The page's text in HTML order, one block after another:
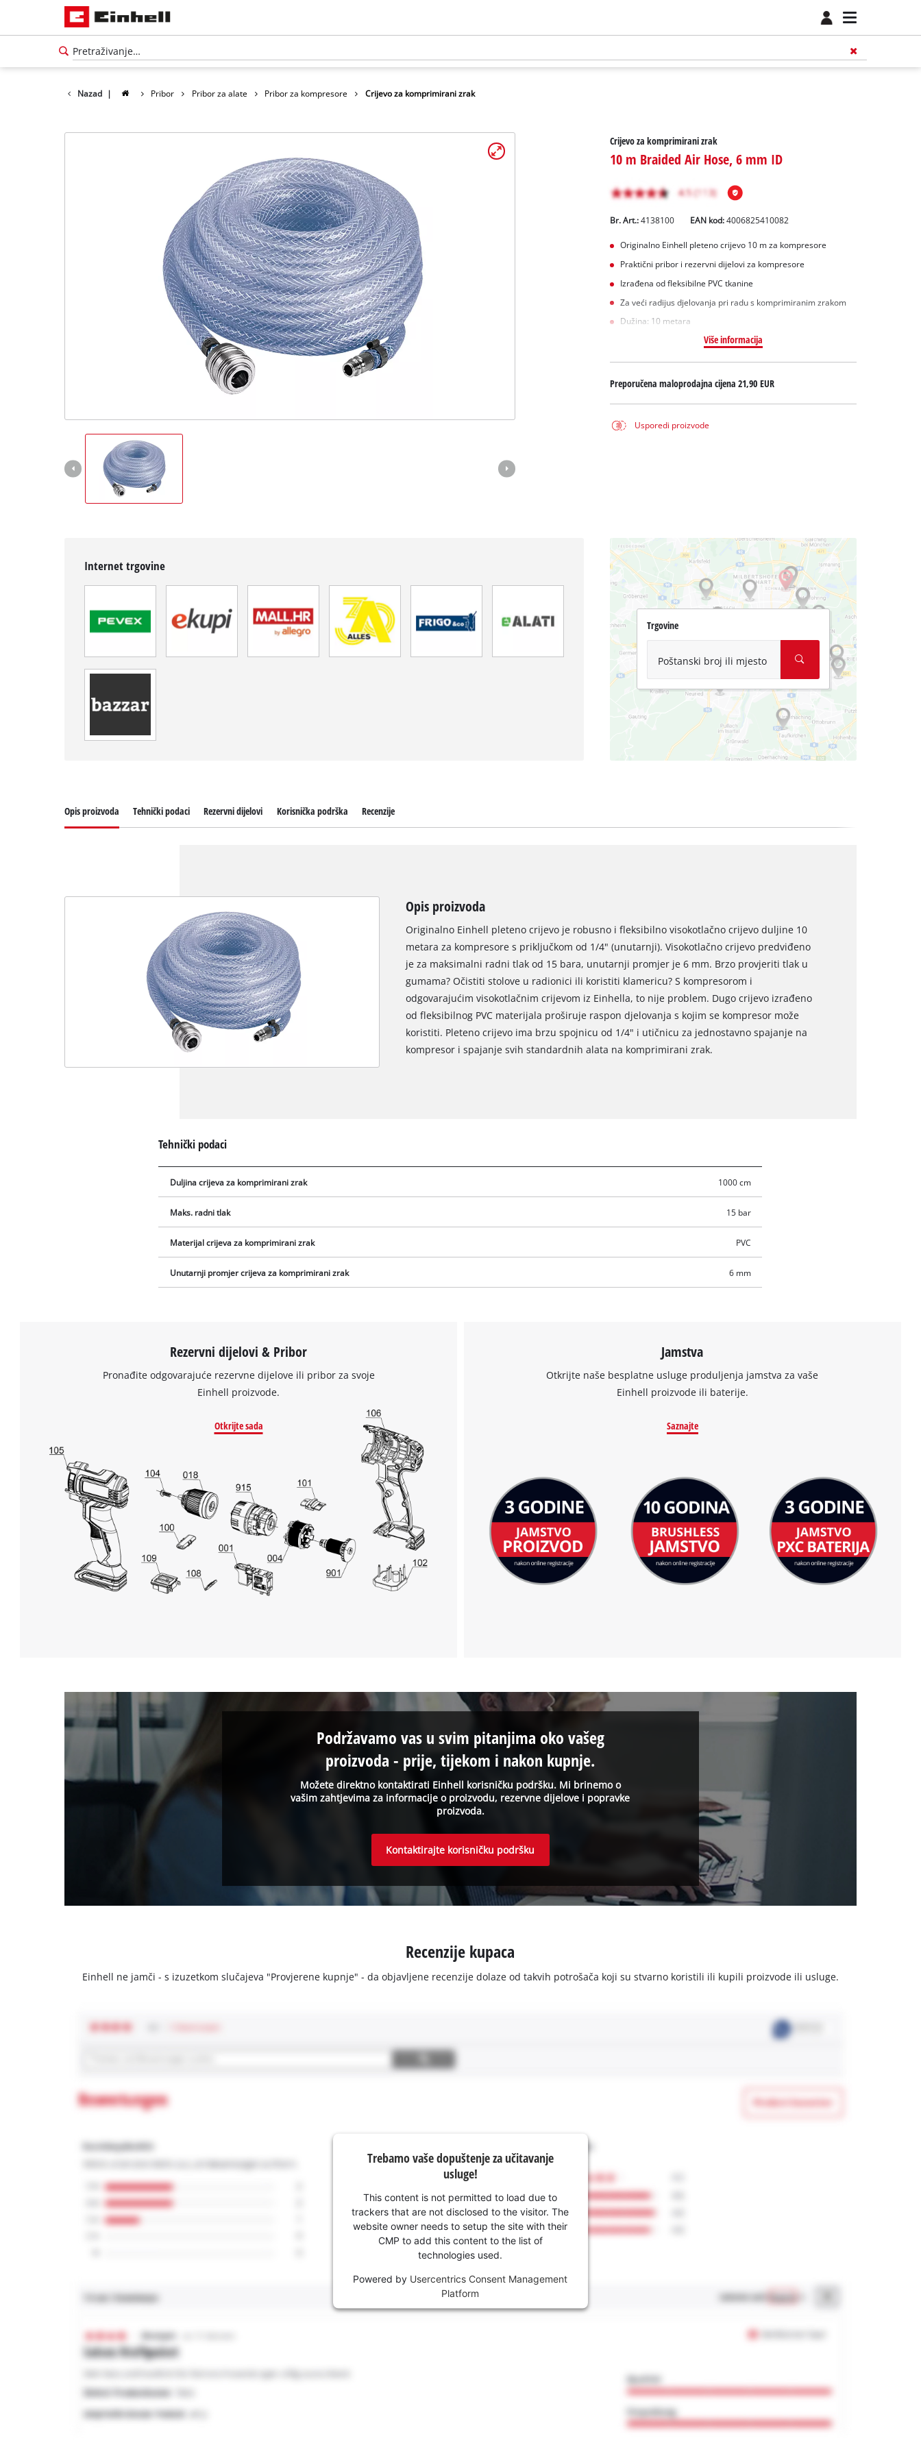
Nazad | Pribor Pribor za alate Pribor za kompresore Crijevo za komprimirani zrak
Crijevo za komprimirani zrak
10 m Braided Air Hose, 6 mm ID
Br. Art.: 4138100 EAN kod:4006825410082
Originalno Einhell pleteno crijevo 10 m za kompresore
Praktični pribor i rezervni dijelovi za kompresore
Izrađena od fleksibilne PVC tkanine
Za veći radijus djelovanja pri radu s komprimiranim zrakom
Dužina: 10 metara
Više informacija
Preporučena maloprodajna cijena 21,90 EUR
Usporedi proizvode
Internet trgovine
Trgovine
Poštanski broj ili mjesto
to trackers that are not disclosed to the
Powered by
Management Platform
Opis proizvoda Tehnički podaci Rezervni dijelovi Korisnička podrška Recenzije
Opis proizvoda
Originalno Einhell pleteno crijevo je robusno i fleksibilno visokotlačno crijevo duljine 10
metara za kompresore s priključkom od 1/4" (unutarnji). Visokotlačno crijevo predviđeno
je za maksimalni radni tlak od 15 bara, unutarnji promjer je 6 mm. Brzo provjeriti tlak u
gumama? Očistiti stolove u radionici ili koristiti klamericu? S kompresorom i
odgovarajućim visokotlačnim crijevom iz Einhella, to nije problem. Dugo crijevo izrađeno
od fleksibilnog PVC materijala proširuje raspon djelovanja s kojim se kompresor može
koristiti. Pleteno crijevo ima brzu spojnicu od 1/4" i utičnicu za jednostavno spajanje na
kompresor i spajanje svih standardnih alata na komprimirani zrak.
Tehnički podaci
Duljina crijeva za komprimirani zrak 1000 cm
Maks. radni tlak 15 bar
Materijal crijeva za komprimirani zrak PVC
Unutarnji promjer crijeva za komprimirani zrak 6 mm
Rezervni dijelovi & Pribor
Pronađite odgovarajuće rezervne dijelove ili pribor za svoje
Einhell proizvode.
Otkrijte sada
Jamstva
Otkrijte naše besplatne usluge produljenja jamstva za vaše
Einhell proizvode ili baterije.
Saznajte
Možete direktno kontaktirati Einhell korisničku podršku. Mi brinemo o
vašim zahtjevima za informacije o proizvodu, rezervne dijelove i popravke
proizvoda.
Podržavamo vas u svim pitanjima oko vašeg
proizvoda - prije, tijekom i nakon kupnje.
Kontaktirajte korisničku podršku
Recenzije kupaca
Einhell ne jamči - s izuzetkom slučajeva "Provjerene kupnje" - da objavljene recenzije dolaze od takvih potrošača koji su stvarno koristili ili kupili proizvode ili usluge.
Trebamo vaše dopuštenje za učitavanje
usluge!
This content is not permitted to load due to
trackers that are not disclosed to the visitor. The
website owner needs to setup the site with their
CMP to add this content to the list of
technologies used.
Powered by Usercentrics Consent Management
Platform